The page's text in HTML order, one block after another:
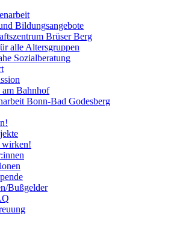
Bildungsangebote
Brüser Berg
alle Altersgruppen
Sozialberatung
Bahnhof
Bonn-Bad Godesberg
wirken!
Bußgelder